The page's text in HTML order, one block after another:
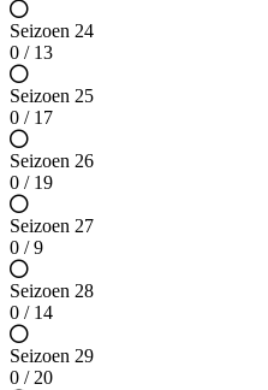
Seizoen 24
0 / 13
Seizoen 25
0 / 17
Seizoen 26
0 / 19
Seizoen 27
0 / 9
Seizoen 28
0 / 14
Seizoen 29
0 / 20